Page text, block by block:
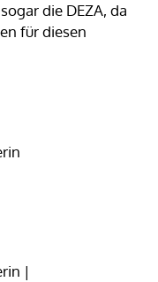
die DEZA, da
für diesen
|